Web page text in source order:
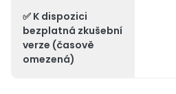
✅ K dispozici
bezplatná zkušební
verze (časově
omezená)